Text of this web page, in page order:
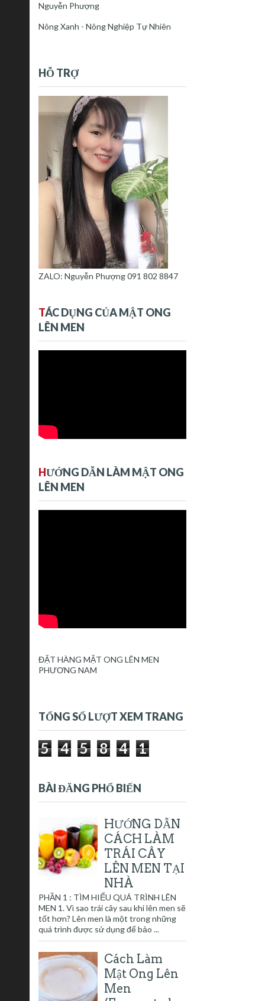
Nguyễn Phượng
Nông Xanh - Nông Nghiệp Tự Nhiên
HỖ TRỢ
ZALO: Nguyễn Phượng 091 802 8847
TÁC DỤNG CỦA MẬT ONG
LÊN MEN
HƯỚNG DẪN LÀM MẬT ONG
LÊN MEN
ĐẶT HÀNG MẬT ONG LÊN MEN
PHƯƠNG NAM
TỔNG SỐ LƯỢT XEM TRANG
5 4 5 8 4 1
BÀI ĐĂNG PHỔ BIẾN
HƯỚNG DẪN
CÁCH LÀM
TRÁI CÂY
LÊN MEN TẠI
NHÀ
PHẦN 1 : TÌM HIỂU QUÁ TRÌNH LÊN
MEN 1. Vì sao trái cây sau khi lên men sẽ
tốt hơn? Lên men là một trong những
quá trình được sử dụng để bảo ...
Cách Làm
Mật Ong Lên
Men